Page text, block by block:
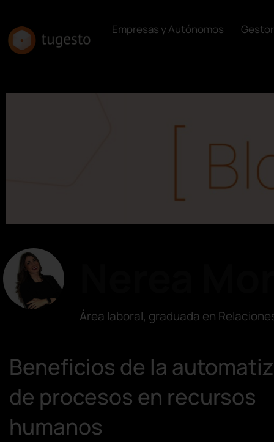
Empresas y Autónomos
Área laboral, graduada en
Beneficios de la
de procesos en recursos
humanos